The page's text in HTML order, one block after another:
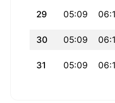
29 05:09
30 05:09
31 05:09